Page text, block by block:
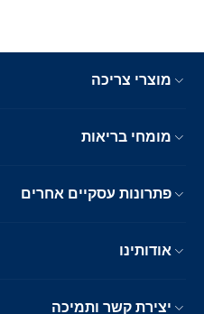
מוצרי צריכה
מומחי בריאות
פתרונות עסקיים אחרים
אודותינו
יצירת קשר ותמיכה